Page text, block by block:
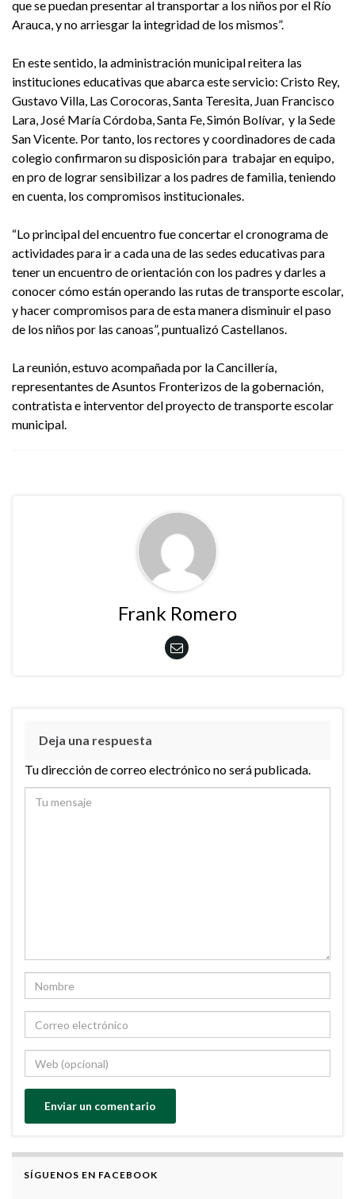
que se puedan presentar al transportar a los niños por el Río
Arauca, y no arriesgar la integridad de los mismos”.
En este sentido, la administración municipal reitera las
instituciones educativas que abarca este servicio: Cristo Rey,
Gustavo Villa, Las Corocoras, Santa Teresita, Juan Francisco
Lara, José María Córdoba, Santa Fe, Simón Bolívar, y la Sede
San Vicente. Por tanto, los rectores y coordinadores de cada
colegio confirmaron su disposición para trabajar en equipo,
en pro de lograr sensibilizar a los padres de familia, teniendo
en cuenta, los compromisos institucionales.
“Lo principal del encuentro fue concertar el cronograma de
actividades para ir a cada una de las sedes educativas para
tener un encuentro de orientación con los padres y darles a
conocer cómo están operando las rutas de transporte escolar,
y hacer compromisos para de esta manera disminuir el paso
de los niños por las canoas”, puntualizó Castellanos.
La reunión, estuvo acompañada por la Cancillería,
representantes de Asuntos Fronterizos de la gobernación,
contratista e interventor del proyecto de transporte escolar
municipal.
Frank Romero
Deja una respuesta
Tu dirección de correo electrónico no será publicada.
SÍGUENOS EN FACEBOOK